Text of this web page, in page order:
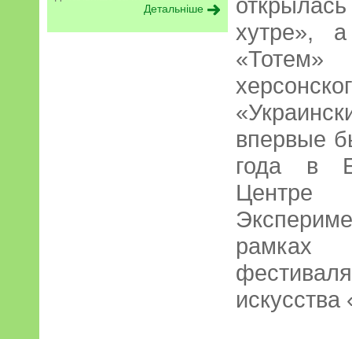
Детальніше
хутре»,
«Тотем»
впервые
года в